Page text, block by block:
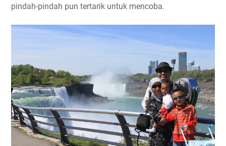
pindah-pindah pun tertarik untuk mencoba.